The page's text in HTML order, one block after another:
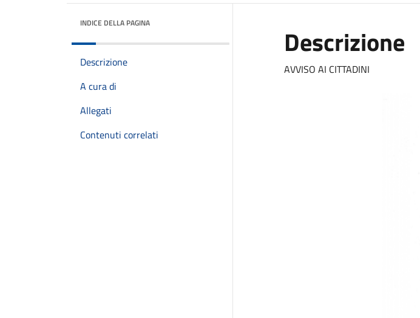
INDICE DELLA PAGINA
Descrizione
A cura di
Allegati
Contenuti correlati
Descrizione
AVVISO AI CITTADINI